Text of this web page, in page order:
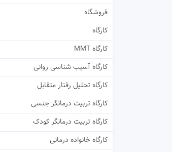
فروشگاه
کارگاه
کارگاه MMT
کارگاه آسیب شناسی روانی
کارگاه تحلیل رفتار متقابل
کارگاه تربیت درمانگر جنسی
کارگاه تربیت درمانگر کودک
کارگاه خانواده درمانی